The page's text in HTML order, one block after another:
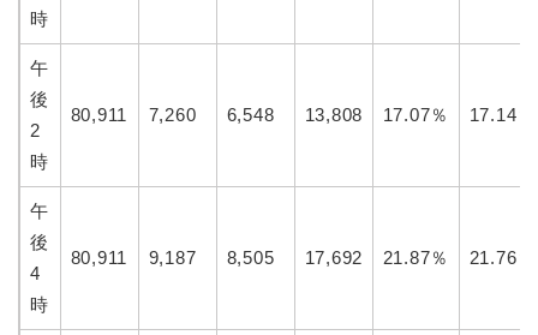
時
午
後
2
時
80,911 7,260 6,548 13,808 17.07％ 17.14％
午
後
4
時
80,911 9,187 8,505 17,692 21.87％ 21.76％